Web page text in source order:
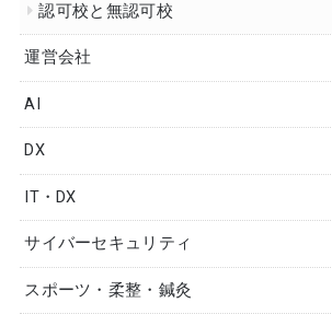
認可校と無認可校
運営会社
AI
DX
IT・DX
サイバーセキュリティ
スポーツ・柔整・鍼灸